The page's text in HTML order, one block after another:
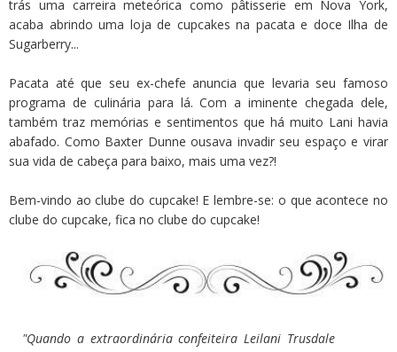
trás uma carreira meteórica como pâtisserie em Nova York,
acaba abrindo uma loja de cupcakes na pacata e doce Ilha de
Sugarberry...
Pacata até que seu ex-chefe anuncia que levaria seu famoso
programa de culinária para lá. Com a iminente chegada dele,
também traz memórias e sentimentos que há muito Lani havia
abafado. Como Baxter Dunne ousava invadir seu espaço e virar
sua vida de cabeça para baixo, mais uma vez?!
Bem-vindo ao clube do cupcake! E lembre-se: o que acontece no
clube do cupcake, fica no clube do cupcake!
"Quando a extraordinária confeiteira Leilani Trusdale